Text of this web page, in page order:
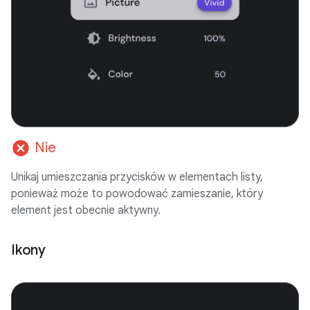
cancel Nie
Unikaj umieszczania przycisków w elementach listy,
ponieważ może to powodować zamieszanie, który
element jest obecnie aktywny.
Ikony